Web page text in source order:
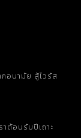
กอนามัย สู้ไวรัส
าต้อนรับปีเถาะ